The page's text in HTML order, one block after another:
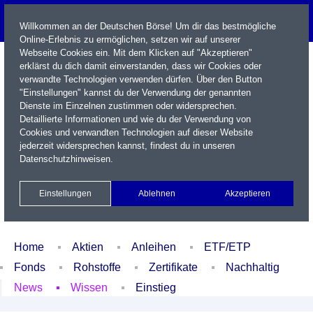
Name / WKN / ISIN / Kürzel
Xetra Realtime
Watchlist Portfolio Login
Home Aktien Anleihen
ETF/ETP
Fonds
Rohstoffe Zertifikate
Nachhaltig
News
Wissen Einstieg
Willkommen an der Deutschen Börse! Um dir das bestmögliche
Online-Erlebnis zu ermöglichen, setzen wir auf unserer
Webseite Cookies ein. Mit dem Klicken auf "Akzeptieren"
erklärst du dich damit einverstanden, dass wir Cookies oder
verwandte Technologien verwenden dürfen. Über den Button
"Einstellungen" kannst du der Verwendung der genannten
Dienste im Einzelnen zustimmen oder widersprechen.
Detaillierte Informationen und wie du der Verwendung von
Cookies und verwandten Technologien auf dieser Website
jederzeit widersprechen kannst, findest du in unseren
Datenschutzhinweisen.
Einstellungen Ablehnen Akzeptieren